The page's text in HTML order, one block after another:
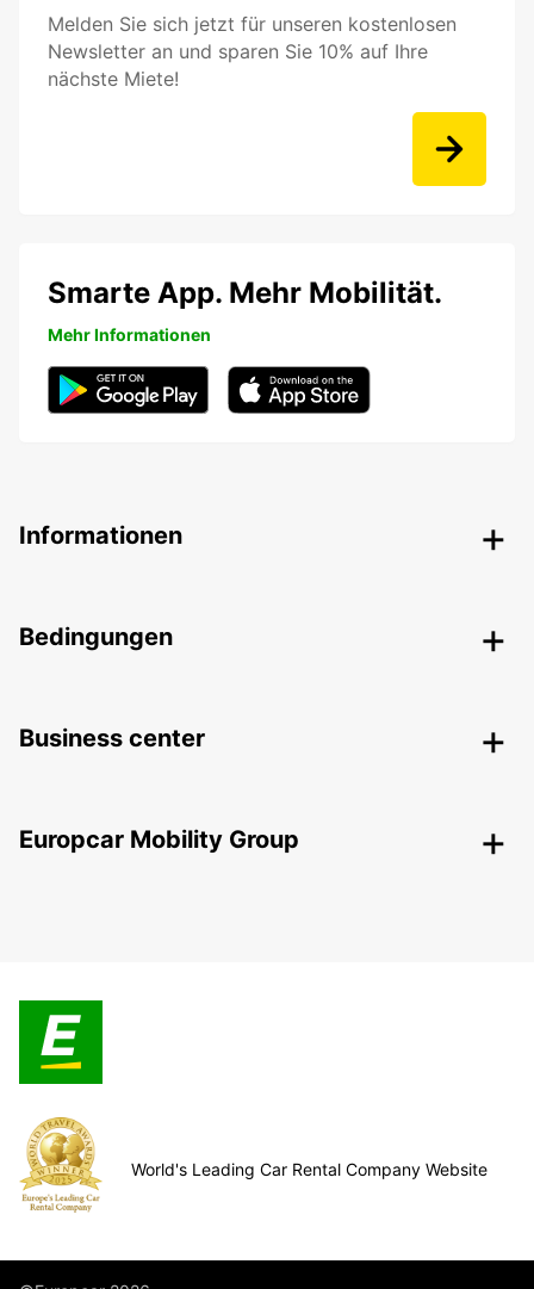
Melden Sie sich jetzt für unseren kostenlosen
Newsletter an und sparen Sie 10% auf Ihre
nächste Miete!
Smarte App. Mehr Mobilität.
Mehr Informationen
Informationen
Bedingungen
Business center
Europcar Mobility Group
World's Leading Car Rental Company Website